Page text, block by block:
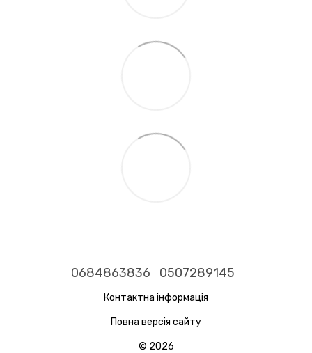
0684863836 0507289145
Контактна інформація
Повна версія сайту
© 2026